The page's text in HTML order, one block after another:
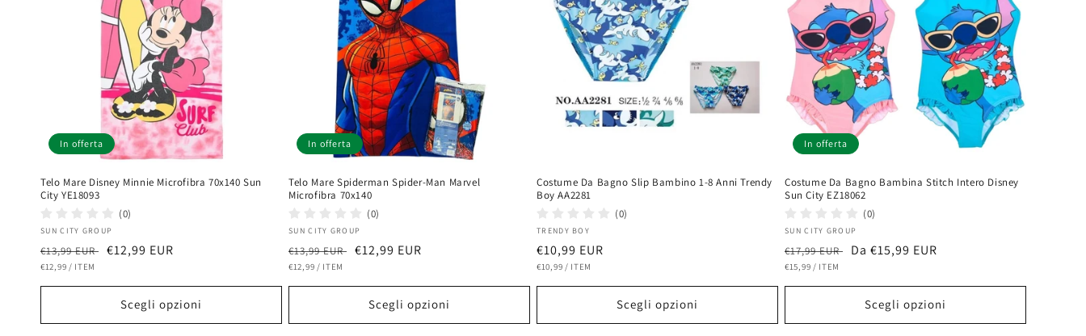
In offerta
Telo Mare Disney Minnie Microfibra 70x140 Sun
City YE18093
(0)
Fornitore:
SUN CITY GROUP
Prezzo
di
listino
€13,99 EUR Prezzo
€12,99 EUR
PREZZO
€12,99 / PER
ITEM
Scegli opzioni
In offerta
Telo Mare Spiderman Spider-Man Marvel
Microfibra 70x140
(0)
Fornitore:
SUN CITY GROUP
Prezzo
di
listino
€13,99 EUR Prezzo
€12,99 EUR
PREZZO
€12,99 / PER
ITEM
Scegli opzioni
Costume Da Bagno Slip Bambino 1-8 Anni Trendy
Boy AA2281
(0)
Fornitore:
TRENDY BOY
Prezzo
di
listino
€10,99 EUR
PREZZO
€10,99 / PER
ITEM
Scegli opzioni
In offerta
Costume Da Bagno Bambina Stitch Intero Disney
Sun City EZ18062
(0)
Fornitore:
SUN CITY GROUP
Prezzo
di
listino
€17,99 EUR
Prezzo
Da €15,99 EUR
PREZZO
€15,99 / PER
ITEM
Scegli opzioni